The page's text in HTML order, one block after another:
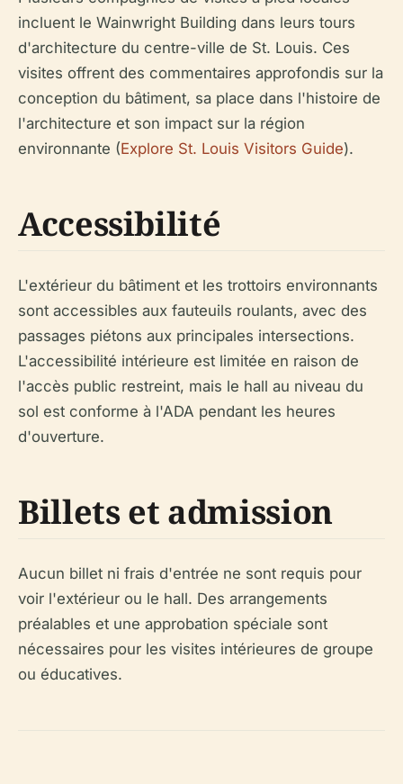
incluent le Wainwright Building dans leurs tours
d'architecture du centre-ville de St. Louis. Ces
visites offrent des commentaires approfondis sur la
conception du bâtiment, sa place dans l'histoire de
l'architecture et son impact sur la région
environnante (Explore St. Louis Visitors Guide).
Accessibilité
L'extérieur du bâtiment et les trottoirs environnants
sont accessibles aux fauteuils roulants, avec des
passages piétons aux principales intersections.
L'accessibilité intérieure est limitée en raison de
l'accès public restreint, mais le hall au niveau du
sol est conforme à l'ADA pendant les heures
d'ouverture.
Billets et admission
Aucun billet ni frais d'entrée ne sont requis pour
voir l'extérieur ou le hall. Des arrangements
préalables et une approbation spéciale sont
nécessaires pour les visites intérieures de groupe
ou éducatives.